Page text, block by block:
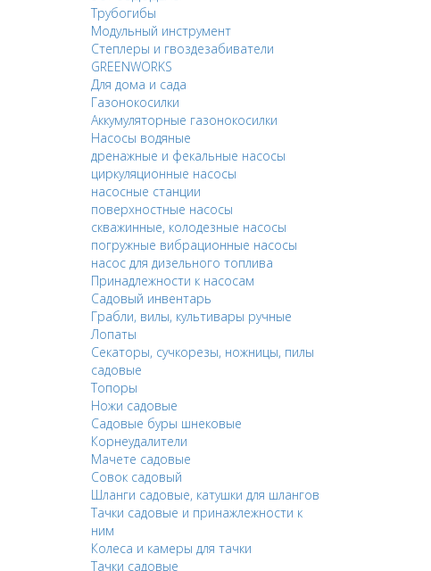
Трубогибы
Модульный инструмент
Степлеры и гвоздезабиватели
GREENWORKS
Для дома и сада
Газонокосилки
Аккумуляторные газонокосилки
Насосы водяные
дренажные и фекальные насосы
циркуляционные насосы
насосные станции
поверхностные насосы
скважинные, колодезные насосы
погружные вибрационные насосы
насос для дизельного топлива
Принадлежности к насосам
Садовый инвентарь
Грабли, вилы, культивары ручные
Лопаты
Секаторы, сучкорезы, ножницы, пилы
садовые
Топоры
Ножи садовые
Садовые буры шнековые
Корнеудалители
Мачете садовые
Совок садовый
Шланги садовые, катушки для шлангов
Тачки садовые и принажлежности к
ним
Колеса и камеры для тачки
Тачки садовые